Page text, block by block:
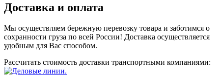
Доставка и оплата
Мы осуществляем бережную перевозку товара и заботимся о
сохранности груза по всей России! Доставка осуществляется
удобным для Вас способом.
Рассчитать стоимость доставки транспортными компаниями: